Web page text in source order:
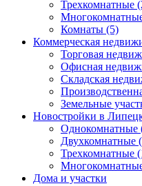
Трехкомнатные
Комнаты (5)
Коммерческая
Торговая
Офисная
Складская
Земельные
Новостройки в
Однокомнатные
Двухкомнатные
Трехкомнатные
Дома и участки